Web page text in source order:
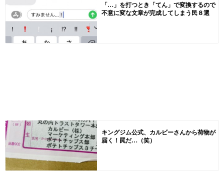
「…」を打つとき「てん」で変換するので
不意に変な文章が完成してしまう民８選
キングジム公式、カルビーさんから荷物が
届く！罠だ…（笑）